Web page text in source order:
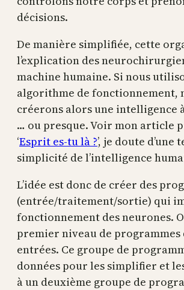
décisions.
De manière simplifiée, cette
l’explication des
machine humaine. Si nous
algorithme de fonctionnement,
créerons alors une intelligence
… ou presque. Voir mon article
‘Esprit es-tu là ?’, je doute d’une
simplicité de l’intelligence
L’idée est donc de créer des
(entrée/traitement/sortie) qui
fonctionnement des neurones.
premier niveau de
entrées. Ce groupe de
données pour les simplifier et
à un deuxième groupe de